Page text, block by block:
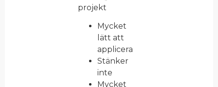
projekt
Mycket
lätt att
applicera
Stänker
inte
Mycket